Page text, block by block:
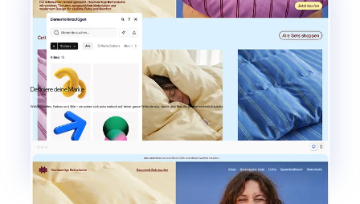
Definiere deine Marke
Wähle Schriften, Farben und Stile – sie wirken sich automatisch auf deine ganze Website aus, damit dein Branding immer einheitlich bleibt.